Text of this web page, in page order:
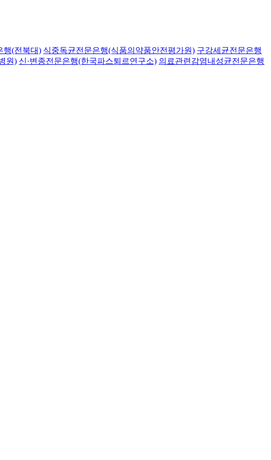
행(전북대) 식중독균전문은행(식품의약품안전평가원) 구강세균전문은행
원) 신·변종전문은행(한국파스퇴르연구소) 의료관련감염내성균전문은행